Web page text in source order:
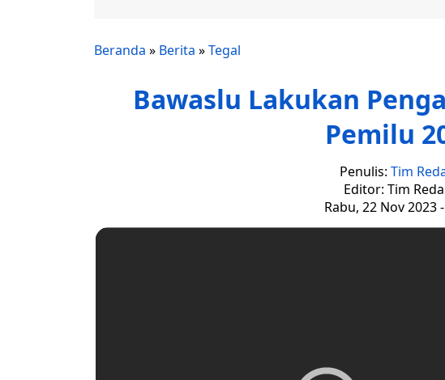
Beranda » Berita »Tegal
Bawaslu Lakukan
Pemilu
Penulis: Tim
Editor: Tim
Rabu, 22 Nov 2023